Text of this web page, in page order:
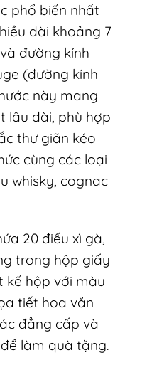
phổ biến nhất
dài khoảng 7
đường kính
(đường kính
này mang
lâu dài, phù hợp
thư giãn kéo
cùng các loại
whisky, cognac
20 điếu xì gà,
trong hộp giấy
kế hộp với màu
tiết hoa văn
đẳng cấp và
làm quà tặng.